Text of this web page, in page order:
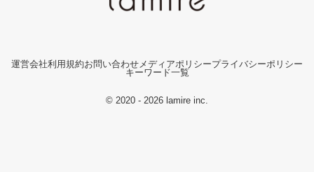
運営会社利用規約お問い合わせ メディアポリシープライバシーポリシー
キーワード一覧
© 2020 - 2026 lamire inc.